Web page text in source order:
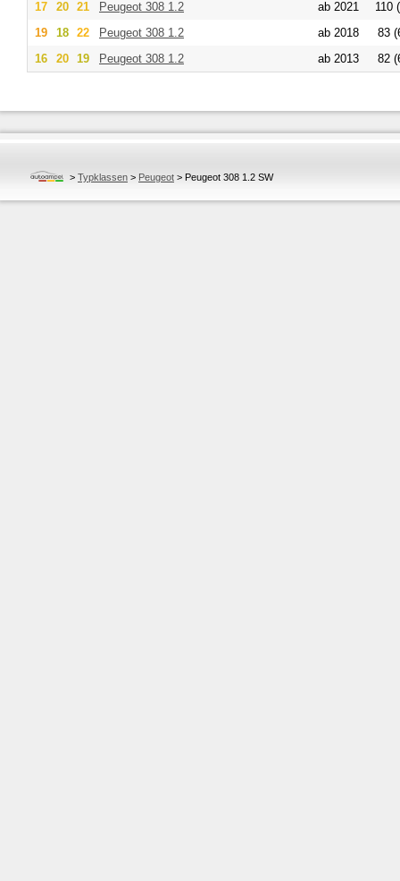
17 20 21 Peugeot 308 1.2 ab 2021
110
19
18 22 Peugeot 308 1.2 ab 2018
83
16
20 19 Peugeot 308 1.2 ab 2013 82
> Typklassen > Peugeot > Peugeot 308 1.2 SW